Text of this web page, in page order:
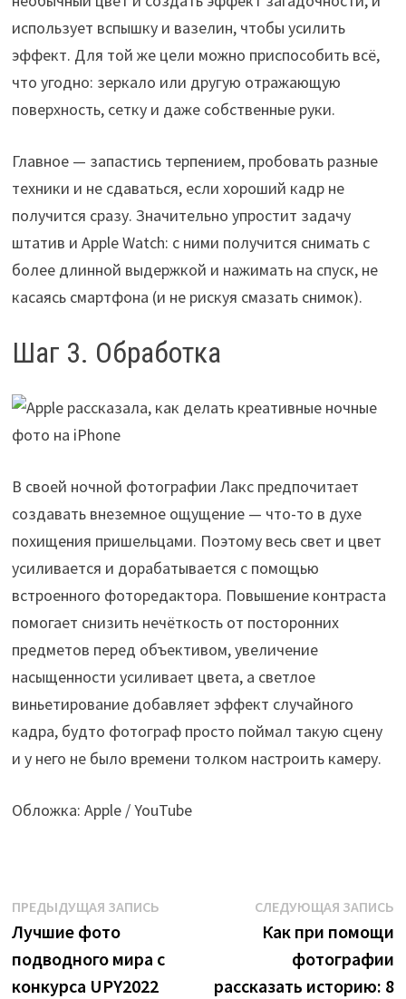
использует вспышку и вазелин, чтобы усилить
эффект. Для той же цели можно приспособить всё,
что угодно: зеркало или другую отражающую
поверхность, сетку и даже собственные руки.
Главное — запастись терпением, пробовать разные
техники и не сдаваться, если хороший кадр не
получится сразу. Значительно упростит задачу
штатив и Apple Watch: с ними получится снимать с
более длинной выдержкой и нажимать на спуск, не
касаясь смартфона (и не рискуя смазать снимок).
Шаг 3. Обработка
В своей ночной фотографии Лакс предпочитает
создавать внеземное ощущение — что-то в духе
похищения пришельцами. Поэтому весь свет и цвет
усиливается и дорабатывается с помощью
встроенного фоторедактора. Повышение контраста
помогает снизить нечёткость от посторонних
предметов перед объективом, увеличение
насыщенности усиливает цвета, а светлое
виньетирование добавляет эффект случайного
кадра, будто фотограф просто поймал такую сцену
и у него не было времени толком настроить камеру.
Обложка: Apple / YouTube
Навигация
по
записям
ПРЕДЫДУЩАЯ ЗАПИСЬПредыдущая
Лучшие фото
подводного мира с
конкурса UPY2022
СЛЕДУЮЩАЯ ЗАПИСЬ
Как при помощи
фотографии
рассказать историю: 8